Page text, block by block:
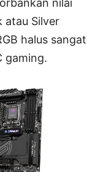
nilai
atau Silver
halus sangat
gaming.